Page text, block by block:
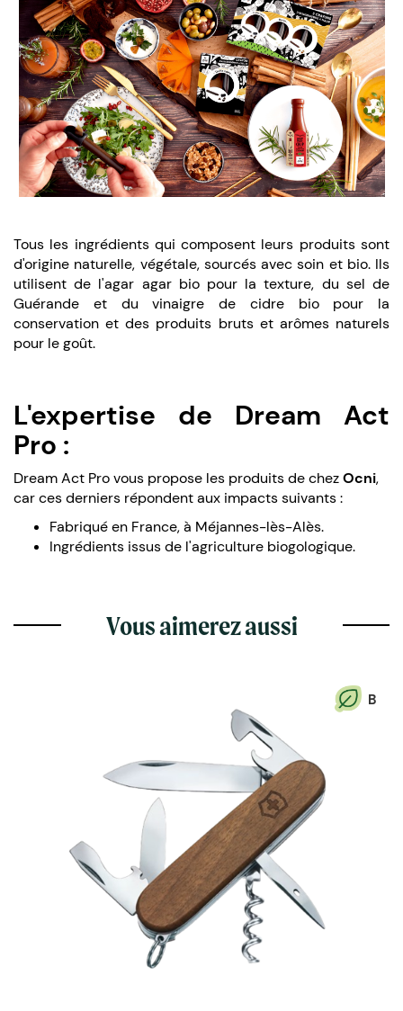
Tous les ingrédients qui composent leurs produits sont
d'origine naturelle, végétale, sourcés avec soin et bio. Ils
utilisent de l'agar agar bio pour la texture, du sel de
Guérande et du vinaigre de cidre bio pour la
conservation et des produits bruts et arômes naturels
pour le goût.
L'expertise de Dream Act
Pro :
Dream Act Pro vous propose les produits de chezOcni,
car ces derniers répondent aux impacts suivants :
Fabriqué en France, à Méjannes-lès-Alès.
Ingrédients issus de l'agriculture biogologique.
Vous aimerez aussi
B